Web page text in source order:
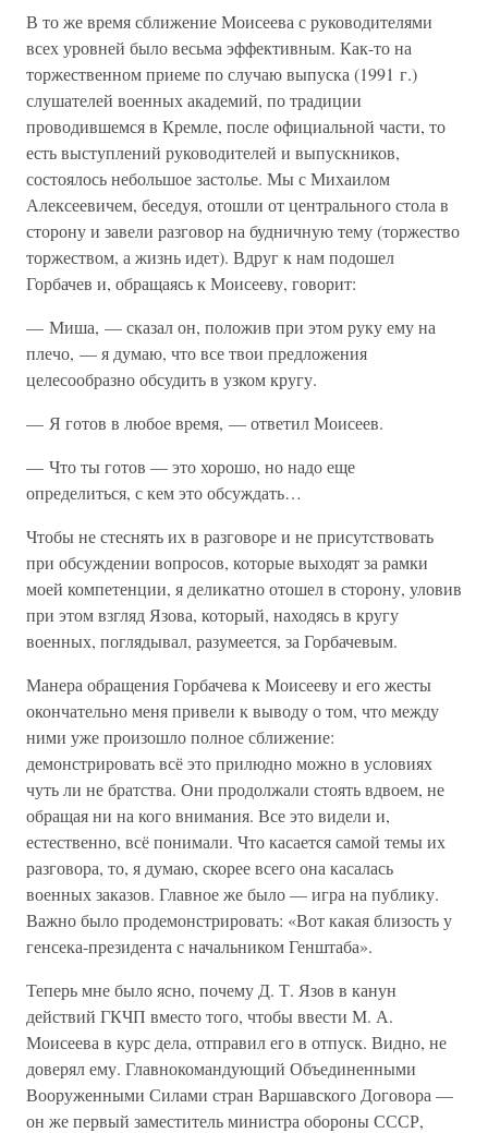
В то же время сближение Моисеева с руководителями
всех уровней было весьма эффективным. Как-то на
торжественном приеме по случаю выпуска (1991 г.)
слушателей военных академий, по традиции
проводившемся в Кремле, после официальной части, то
есть выступлений руководителей и выпускников,
состоялось небольшое застолье. Мы с Михаилом
Алексеевичем, беседуя, отошли от центрального стола в
сторону и завели разговор на будничную тему (торжество
торжеством, а жизнь идет). Вдруг к нам подошел
Горбачев и, обращаясь к Моисееву, говорит:
— Миша, — сказал он, положив при этом руку ему на
плечо, — я думаю, что все твои предложения
целесообразно обсудить в узком кругу.
— Я готов в любое время, — ответил Моисеев.
— Что ты готов — это хорошо, но надо еще
определиться, с кем это обсуждать…
Чтобы не стеснять их в разговоре и не присутствовать
при обсуждении вопросов, которые выходят за рамки
моей компетенции, я деликатно отошел в сторону, уловив
при этом взгляд Язова, который, находясь в кругу
военных, поглядывал, разумеется, за Горбачевым.
Манера обращения Горбачева к Моисееву и его жесты
окончательно меня привели к выводу о том, что между
ними уже произошло полное сближение:
демонстрировать всё это прилюдно можно в условиях
чуть ли не братства. Они продолжали стоять вдвоем, не
обращая ни на кого внимания. Все это видели и,
естественно, всё понимали. Что касается самой темы их
разговора, то, я думаю, скорее всего она касалась
военных заказов. Главное же было — игра на публику.
Важно было продемонстрировать: «Вот какая близость у
генсека-президента с начальником Генштаба».
Теперь мне было ясно, почему Д. Т. Язов в канун
действий ГКЧП вместо того, чтобы ввести М. А.
Моисеева в курс дела, отправил его в отпуск. Видно, не
доверял ему. Главнокомандующий Объединенными
Вооруженными Силами стран Варшавского Договора —
он же первый заместитель министра обороны СССР,